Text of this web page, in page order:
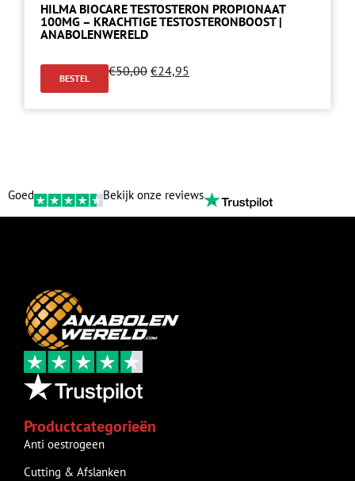
HILMA BIOCARE TESTOSTERON PROPIONAAT
100MG – KRACHTIGE TESTOSTERONBOOST |
ANABOLENWERELD
BESTEL €50,00 €24,95
Goed Bekijk onze reviews
Productcategorieën
Anti oestrogeen
Cutting & Afslanken